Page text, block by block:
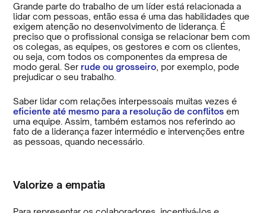
Grande parte do trabalho de um líder está relacionada a
lidar com pessoas, então essa é uma das habilidades que
exigem atenção no desenvolvimento de liderança. É
preciso que o profissional consiga se relacionar bem com
os colegas, as equipes, os gestores e com os clientes,
ou seja, com todos os componentes da empresa de
modo geral. Ser rude ou grosseiro , por exemplo, pode
prejudicar o seu trabalho.
Saber lidar com relações interpessoais muitas vezes é
eficiente até mesmo para a resolução de conflitos em
uma equipe. Assim, também estamos nos referindo ao
fato de a liderança fazer intermédio e intervenções entre
as pessoas, quando necessário.
Valorize a empatia